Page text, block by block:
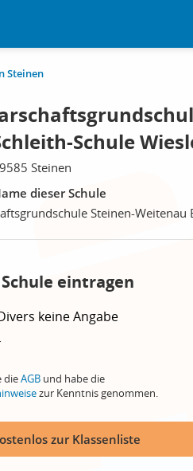
Steinen
Schule
Steinen
dieser Schule
Steinen-Weitenau
eintragen
keine Angabe
dieAGB und habe die
zur Kenntnis genommen.
zur Klassenliste